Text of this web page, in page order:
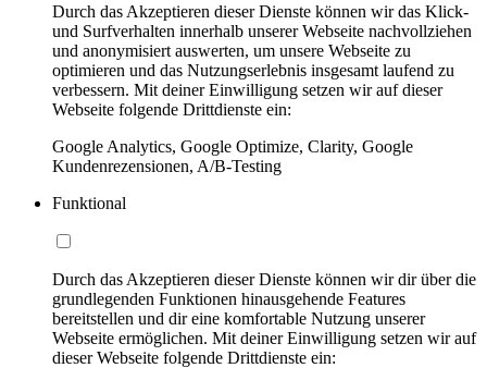
Durch das Akzeptieren dieser Dienste können wir das Klick-
und Surfverhalten innerhalb unserer Webseite nachvollziehen
und anonymisiert auswerten, um unsere Webseite zu
optimieren und das Nutzungserlebnis insgesamt laufend zu
verbessern. Mit deiner Einwilligung setzen wir auf dieser
Webseite folgende Drittdienste ein:
Google Analytics, Google Optimize, Clarity, Google
Kundenrezensionen, A/B-Testing
Funktional
Durch das Akzeptieren dieser Dienste können wir dir über die
grundlegenden Funktionen hinausgehende Features
bereitstellen und dir eine komfortable Nutzung unserer
Webseite ermöglichen. Mit deiner Einwilligung setzen wir auf
dieser Webseite folgende Drittdienste ein: